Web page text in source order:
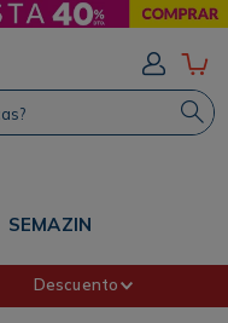
SEMAZIN
Descuento